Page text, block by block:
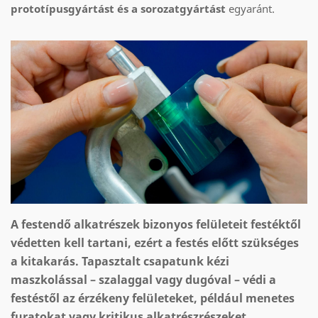
prototípusgyártást és a sorozatgyártást egyaránt.
A festendő alkatrészek bizonyos felületeit festéktől
védetten kell tartani, ezért a festés előtt szükséges
a kitakarás. Tapasztalt csapatunk kézi
maszkolással – szalaggal vagy dugóval – védi a
festéstől az érzékeny felületeket, például menetes